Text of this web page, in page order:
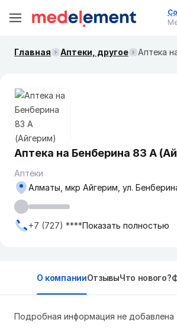
Главная Аптеки, другое
Аптека на Бенберина 83 А
Аптеки
Алматы, мкр Айгерим, ул.
+7 (727) ****Показать полностью
О компанииОтзывыЧто нового?
Подробная информация не добавлена